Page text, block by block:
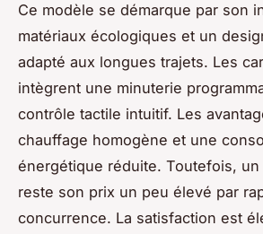
Ce modèle se démarque par son
matériaux écologiques et un
adapté aux longues trajets. Les
intègrent une minuterie
contrôle tactile intuitif. Les
chauffage homogène et une
énergétique réduite. Toutefois,
reste son prix un peu élevé par
concurrence. La satisfaction est